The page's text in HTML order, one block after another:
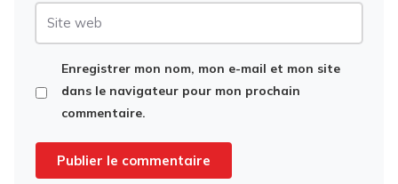
Enregistrer mon nom, mon e-mail et mon site
dans le navigateur pour mon prochain
commentaire.